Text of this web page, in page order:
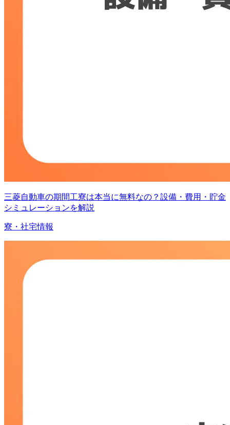
三菱自動車の期間工寮は本当に無料なの？設備・費用・貯金
シミュレーションを解説
寮・社宅情報